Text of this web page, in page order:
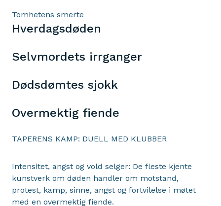
Tomhetens smerte
Hverdagsdøden
Selvmordets irrganger
Dødsdømtes sjokk
Overmektig fiende
TAPERENS KAMP: DUELL MED KLUBBER
Intensitet, angst og vold selger: De fleste kjente
kunstverk om døden handler om motstand,
protest, kamp, sinne, angst og fortvilelse i møtet
med en overmektig fiende.